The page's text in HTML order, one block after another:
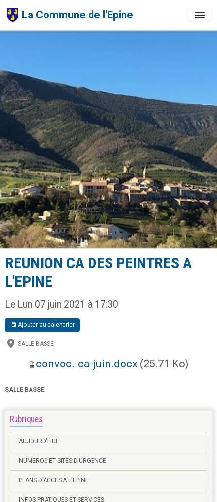
La Commune de l'Epine
REUNION CA DES PEINTRES A
L'EPINE
Le Lun 07 juin 2021 à 17:30
Ajouter au calendrier
SALLE BASSE
convoc.-ca-juin.docx (25.71 Ko)
SALLE BASSE
Rubriques
AUJOURD'HUI
NUMEROS ET SITES D'URGENCE
PLANS D'ACCES A L'EPINE
INFOS PRATIQUES ET SERVICES